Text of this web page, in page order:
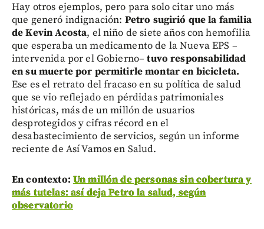
Hay otros ejemplos, pero para solo citar uno más
que generó indignación: Petro sugirió que la familia
de Kevin Acosta, el niño de siete años con hemofilia
que esperaba un medicamento de la Nueva EPS –
intervenida por el Gobierno–tuvo responsabilidad
en su muerte por permitirle montar en bicicleta.
Ese es el retrato del fracaso en su política de salud
que se vio reflejado en pérdidas patrimoniales
históricas, más de un millón de usuarios
desprotegidos y cifras récord en el
desabastecimiento de servicios, según un informe
reciente de Así Vamos en Salud.
En contexto: Un millón de personas sin cobertura y
más tutelas: así deja Petro la salud, según
observatorio